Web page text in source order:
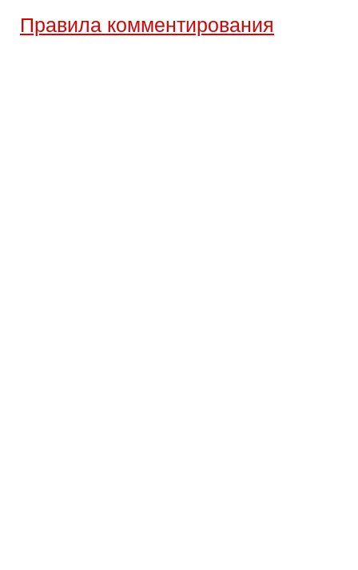
Правила комментирования